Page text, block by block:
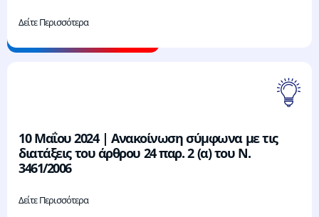
Δείτε Περισσότερα
10 Μαΐου 2024 | Ανακοίνωση σύμφωνα με τις
διατάξεις του άρθρου 24 παρ. 2 (α) του Ν.
3461/2006
Δείτε Περισσότερα